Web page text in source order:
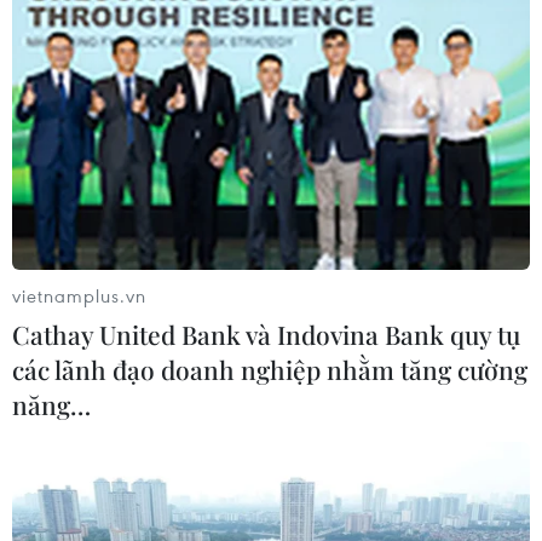
Hơn 300 doanh nghiệp tham gia
Triển lãm quốc tế chuyên ngành y
dược
30/07/2026 05:02
Xem thêm
CƠ QUAN CHỦ QUẢN: THÔNG TẤN XÃ VIỆT NAM
Phó Tổng Biên tập: NGUYỄN THỊ TÁM, KHÚC THANH
vietnamplus.vn
Cathay United Bank và Indovina Bank quy tụ
các lãnh đạo doanh nghiệp nhằm tăng cường
năng…